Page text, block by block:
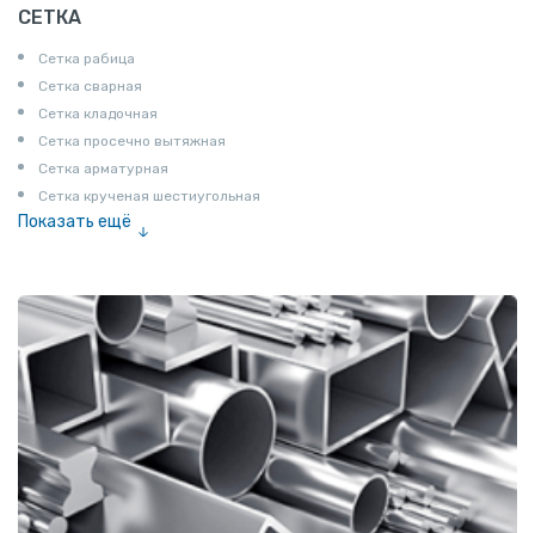
СЕТКА
Сетка рабица
Сетка сварная
Сетка кладочная
Сетка просечно вытяжная
Сетка арматурная
Сетка крученая шестиугольная
Показать ещё